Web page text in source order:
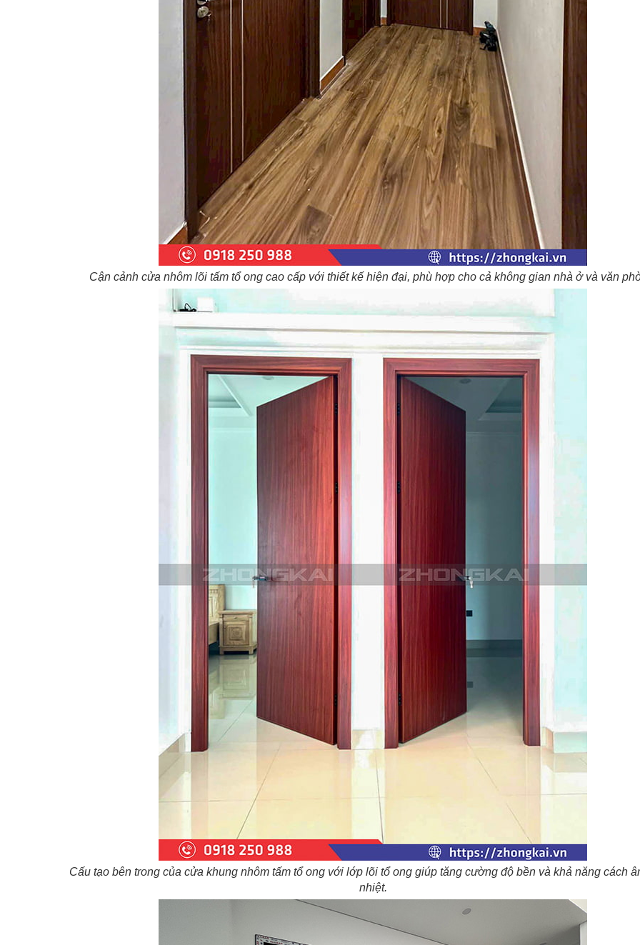
Cận cảnh cửa nhôm lõi tấm tổ ong cao cấp với thiết kế hiện đại, phù hợp cho cả không gian nhà ở và văn
Cấu tạo bên trong của cửa khung nhôm tấm tổ ong với lớp lõi tổ ong giúp tăng cường độ bền và khả năng cách
nhiệt.